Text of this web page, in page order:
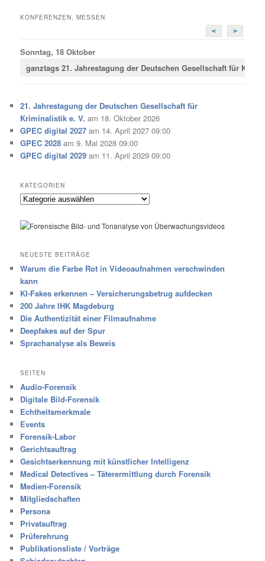
KONFERENZEN, MESSEN
<
>
Sonntag, 18 Oktober
ganztags21. Jahrestagung der Deutschen Gesellschaft für
21. Jahrestagung der Deutschen Gesellschaft für
Kriminalistik e. V. am 18. Oktober 2026
GPEC digital 2027 am 14. April 2027 09:00
GPEC 2028 am 9. Mai 2028 09:00
GPEC digital 2029 am 11. April 2029 09:00
KATEGORIEN
Kategorien
NEUESTE BEITRÄGE
Warum die Farbe Rot in Videoaufnahmen verschwinden
kann
KI-Fakes erkennen – Versicherungsbetrug aufdecken
200 Jahre IHK Magdeburg
Die Authentizität einer Filmaufnahme
Deepfakes auf der Spur
Sprachanalyse als Beweis
SEITEN
Audio-Forensik
Digitale Bild-Forensik
Echtheitsmerkmale
Events
Forensik-Labor
Gerichtsauftrag
Gesichtserkennung mit künstlicher Intelligenz
Medical Detectives – Täterermittlung durch Forensik
Medien-Forensik
Mitgliedschaften
Persona
Privatauftrag
Prüferehrung
Publikationsliste / Vorträge